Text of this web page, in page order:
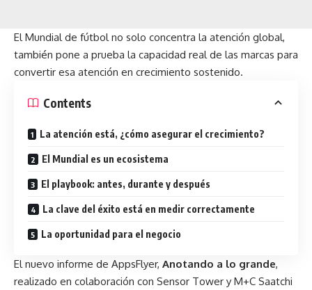
El Mundial de fútbol no solo concentra la atención global,
también pone a prueba la capacidad real de las marcas para
convertir esa atención en crecimiento sostenido.
Contents
La atención está, ¿cómo asegurar el crecimiento?
El Mundial es un ecosistema
El playbook: antes, durante y después
La clave del éxito está en medir correctamente
La oportunidad para el negocio
El nuevo informe de AppsFlyer, Anotando a lo grande,
realizado en colaboración con Sensor Tower y M+C Saatchi